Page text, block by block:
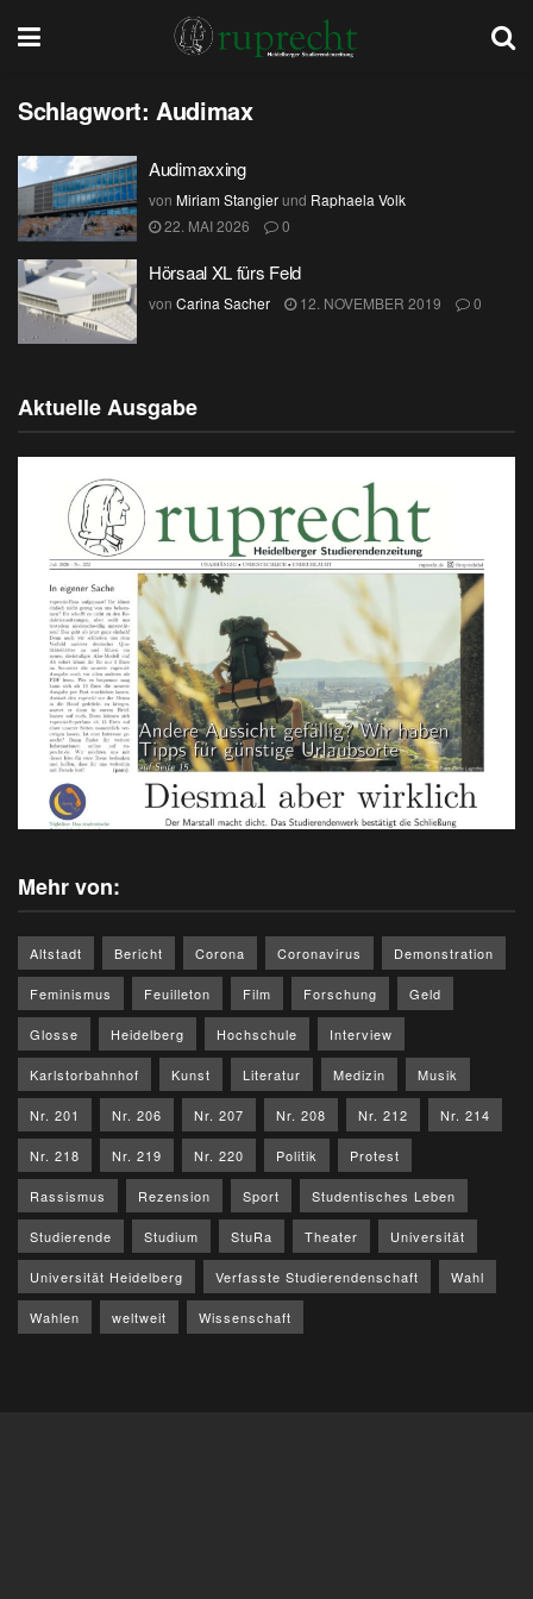
Schlagwort:Audimax
Audimaxxing
von Miriam Stangierund Raphaela Volk
22. MAI 2026
0
Hörsaal XL fürs Feld
von Carina Sacher 12. NOVEMBER 2019 0
Aktuelle Ausgabe
Mehr von:
Altstadt Bericht Corona Coronavirus Demonstration
Feminismus Feuilleton Film Forschung Geld
Glosse Heidelberg Hochschule Interview
Karlstorbahnhof Kunst Literatur Medizin Musik
Nr. 201 Nr. 206 Nr. 207 Nr. 208 Nr. 212 Nr. 214
Nr. 218 Nr. 219 Nr. 220 Politik Protest
Rassismus Rezension Sport Studentisches Leben
Studierende Studium StuRa Theater Universität
Universität Heidelberg Verfasste Studierendenschaft Wahl
Wahlen weltweit Wissenschaft